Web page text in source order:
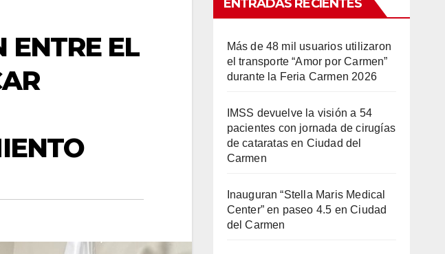
ENTRE EL
ENTRADAS RECIENTES
Más de 48 mil usuarios utilizaron
el transporte “Amor por Carmen”
durante la Feria Carmen 2026
IMSS devuelve la visión a 54
pacientes con jornada de cirugías
de cataratas en Ciudad del
Carmen
Inauguran “Stella Maris Medical
Center” en paseo 4.5 en Ciudad
del Carmen